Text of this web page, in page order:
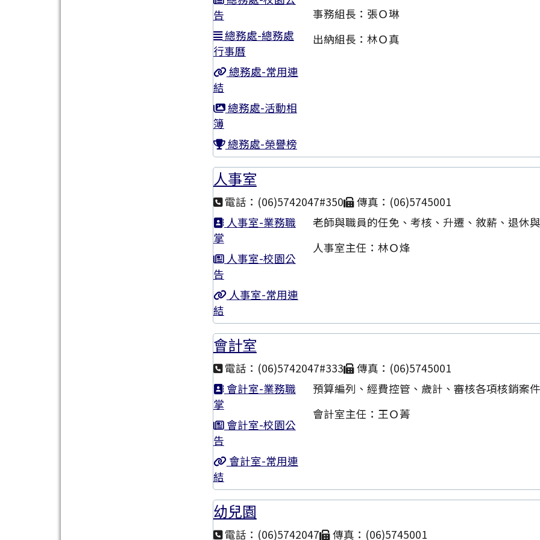
告
總務處-總務處
行事曆
總務處-常用連
結
總務處-活動相
簿
總務處-榮譽榜
事務組長：張Ｏ琳
出納組長：林Ｏ真
人事室
電話：(06)5742047#350
傳真：(06)5745001
人事室-業務職
掌
人事室-校園公
告
人事室-常用連
結
老師與職員的任免、考核、升遷、敘薪、退休
人事室主任：林Ｏ烽
會計室
電話：(06)5742047#333
傳真：(06)5745001
會計室-業務職
掌
會計室-校園公
告
會計室-常用連
結
預算編列、經費控管、歲計、審核各項核銷案
會計室主任：王Ｏ菁
幼兒園
電話：(06)5742047 傳真：(06)5745001